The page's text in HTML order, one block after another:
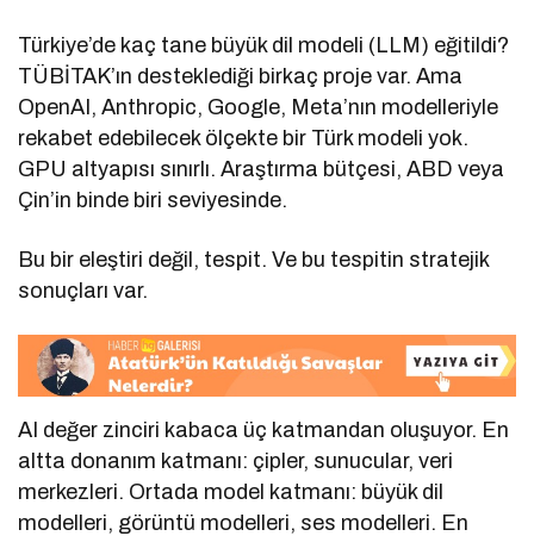
Türkiye’de kaç tane büyük dil modeli (LLM) eğitildi?
TÜBİTAK’ın desteklediği birkaç proje var. Ama
OpenAI, Anthropic, Google, Meta’nın modelleriyle
rekabet edebilecek ölçekte bir Türk modeli yok.
GPU altyapısı sınırlı. Araştırma bütçesi, ABD veya
Çin’in binde biri seviyesinde.
Bu bir eleştiri değil, tespit. Ve bu tespitin stratejik
sonuçları var.
AI değer zinciri kabaca üç katmandan oluşuyor. En
altta donanım katmanı: çipler, sunucular, veri
merkezleri. Ortada model katmanı: büyük dil
modelleri, görüntü modelleri, ses modelleri. En